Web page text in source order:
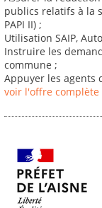
publics relatifs à la
PAPI II) ;
Utilisation SAIP,
Instruire les
commune ;
Appuyer les agents
voir l'offre complète